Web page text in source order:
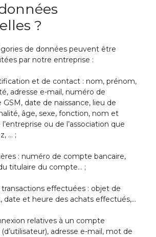
?
de données peuvent être
par notre entreprise :
et de contact : nom, prénom,
adresse e-mail, numéro de
date de naissance, lieu de
âge, sexe, fonction, nom et
ou de l’association que
… ;
: numéro de compte bancaire,
titulaire du compte… ;
transactions effectuées : objet de
date et heure des achats effectués,…
relatives à un compte
adresse e-mail, mot de